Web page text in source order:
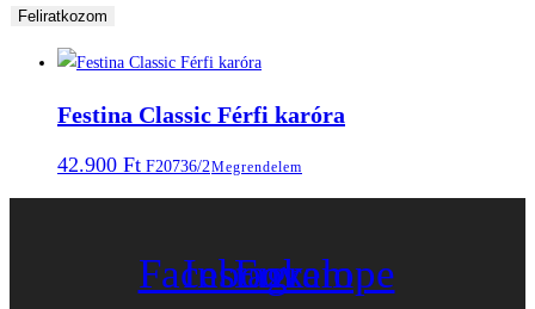
Feliratkozom
Festina Classic Férfi karóra
42.900 Ft F20736/2Megrendelem
Facebook
Instagram
Envelope